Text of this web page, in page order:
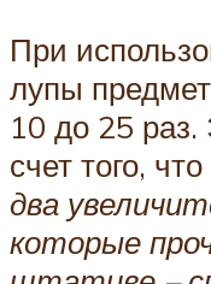
При
лупы
10 до 25 раз.
счет того, что
два
которые